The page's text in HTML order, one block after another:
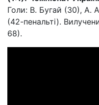
Голи: В. Бугай (30), А.
(42-пенальті).
68).